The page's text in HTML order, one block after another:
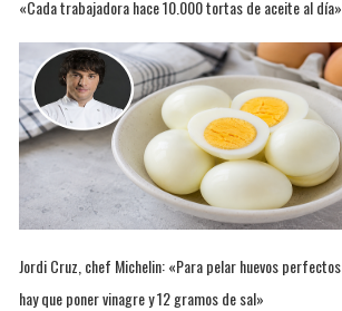
«Cada trabajadora hace 10.000 tortas de aceite al día»
Jordi Cruz, chef Michelin: «Para pelar huevos perfectos
hay que poner vinagre y 12 gramos de sal»